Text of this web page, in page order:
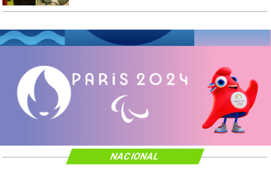
NACIONAL